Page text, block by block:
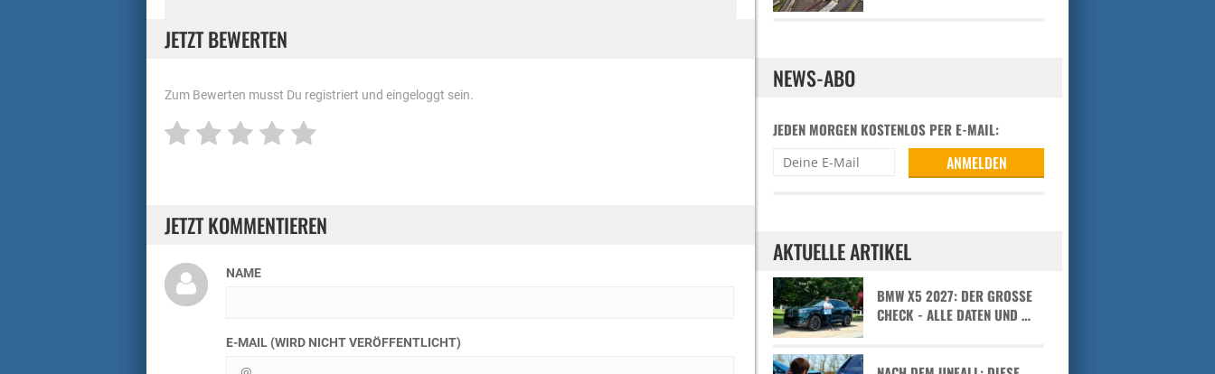
JETZT BEWERTEN
Zum Bewerten musst Du registriert und eingeloggt sein.
JETZT KOMMENTIEREN
NAME
E-MAIL (WIRD NICHT VERÖFFENTLICHT)
NEWS-ABO
JEDEN MORGEN KOSTENLOS PER E-MAIL:
AKTUELLE ARTIKEL
BMW X5 2027: DER GROSSE C
HECK - ALLE DATEN UND …